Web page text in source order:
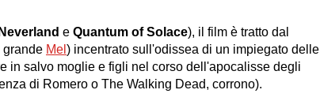
Neverland e Quantum of Solace), il film è tratto dal
grande Mel ) incentrato sull'odissea di un impiegato delle
in salvo moglie e figli nel corso dell'apocalisse degli
di Romero o The Walking Dead, corrono).